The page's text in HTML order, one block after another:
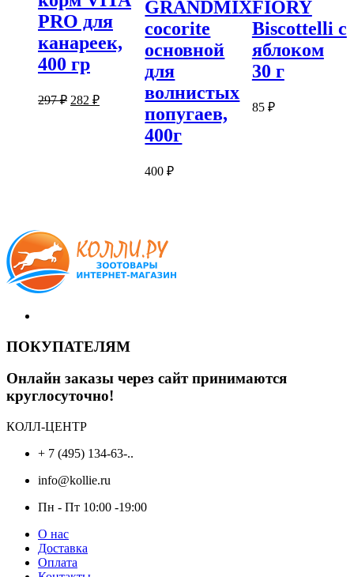
PRO для
канареек,
400 гр
297₽ Первоначальная
282 ₽Текущая
GRANDMIX
cocorite
основной
для
волнистых
попугаев,
400г
400₽
FIORY
Biscottelli с
яблоком
30 г
85 ₽
ПОКУПАТЕЛЯМ
Онлайн заказы через сайт принимаются
круглосуточно!
КОЛЛ-ЦЕНТР
+ 7 (495) 134-63-..
info@kollie.ru
Пн - Пт 10:00 -19:00
О нас
Доставка
Оплата